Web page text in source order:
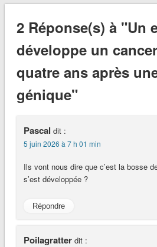
2 Réponse(s) à "Un
développe un
quatre ans après
génique"
Pascal dit :
5 juin 2026 à 7 h 01 min
Ils vont nous dire que c’est la bosse
s’est développée ?
Répondre
Poilagratter dit :